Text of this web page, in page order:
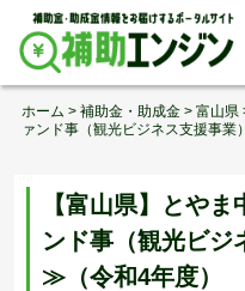
Skip
content
ホーム > 補助金・助成金 > 富山県
ァンド事（観光ビジネス支援事
【富山県】とや
ンド事（観光ビ
≫（令和4年度）